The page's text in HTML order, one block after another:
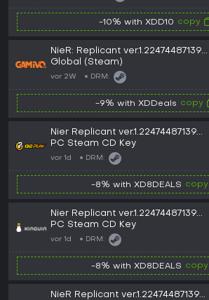
-10% with XDD10 copy
NieR: Replicant ver.1.22474487139...
Global (Steam)
vor 2W DRM:
-9% with XDDeals copy
Nier Replicant ver.1.22474487139...
PC Steam CD Key
vor 1d DRM:
-8% with XD8DEALS copy
Nier Replicant ver.1.22474487139...
PC Steam CD Key
vor 1d DRM:
-8% with XD8DEALS copy
NieR Replicant ver.1.22474487139...